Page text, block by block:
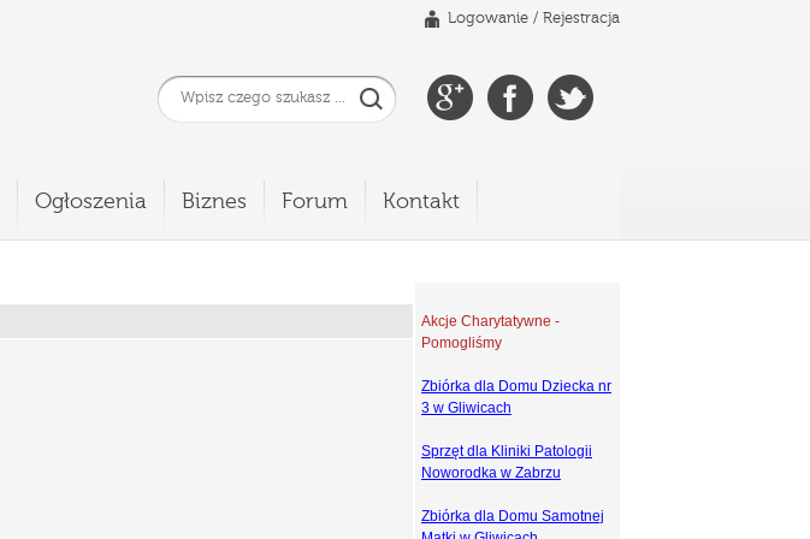
Logowanie / Rejestracja
Ogłoszenia Biznes Forum Kontakt
Akcje Charytatywne -
Pomogliśmy
Zbiórka dla Domu Dziecka nr
3 w Gliwicach
Sprzęt dla Kliniki Patologii
Noworodka w Zabrzu
Zbiórka dla Domu Samotnej